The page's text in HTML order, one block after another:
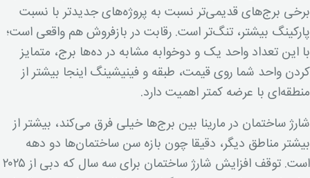
برخی برج‌های قدیمی‌تر نسبت به پروژه‌های جدیدتر با نسبت
پارکینگ بیشتر، تنگ‌تر است. رقابت در بازفروش هم واقعی است؛
با این تعداد واحد یک و دوخوابه مشابه در ده‌ها برج، متمایز
کردن واحد شما روی قیمت، طبقه و فینیشینگ اینجا بیشتر از
منطقه‌ای با عرضه کمتر اهمیت دارد.
شارژ ساختمان در مارینا بین برج‌ها خیلی فرق می‌کند، بیشتر از
بیشتر مناطق دیگر، دقیقا چون بازه سن ساختمان‌ها دو دهه
است. توقف افزایش شارژ ساختمان برای سه سال که دبی از ۲۰۲۵